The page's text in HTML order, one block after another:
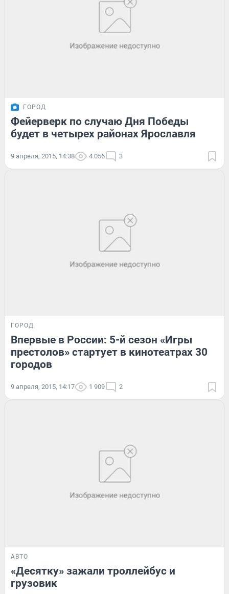
ГОРОД
Фейерверк по случаю Дня Победы
будет в четырех районах Ярославля
9 апреля, 2015, 14:38 4 056 3
ГОРОД
Впервые в России: 5-й сезон «Игры
престолов» стартует в кинотеатрах 30
городов
9 апреля, 2015, 14:17 1 909 2
АВТО
«Десятку» зажали троллейбус и
грузовик